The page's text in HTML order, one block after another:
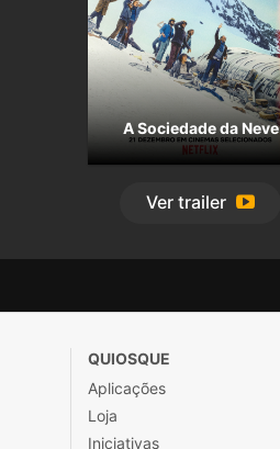
A Sociedade da Neve
Ver trailer
QUIOSQUE
Aplicações
Loja
Iniciativas